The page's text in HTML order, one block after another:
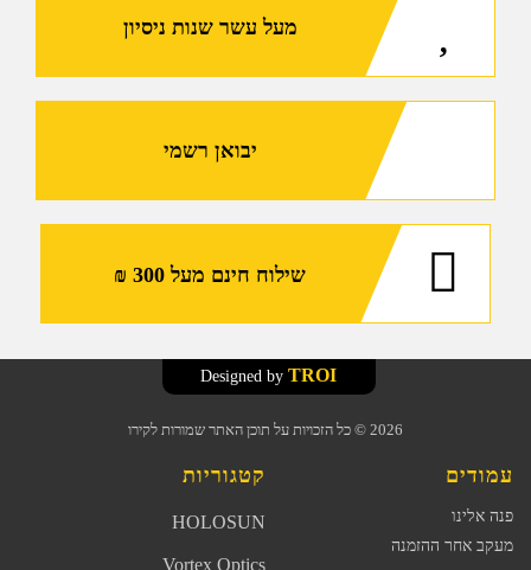
אינץ'מעל עשר שנות ניסיון
יבואן רשמי
שילוח חינם מעל 300 ₪
2026 © כל הזכויות על תוכן האתר שמורות לקירו
TROI
עמודים
פנה אלינו
מעקב אחר ההזמנה
קטגוריות
HOLOSUN
Vortex Optics